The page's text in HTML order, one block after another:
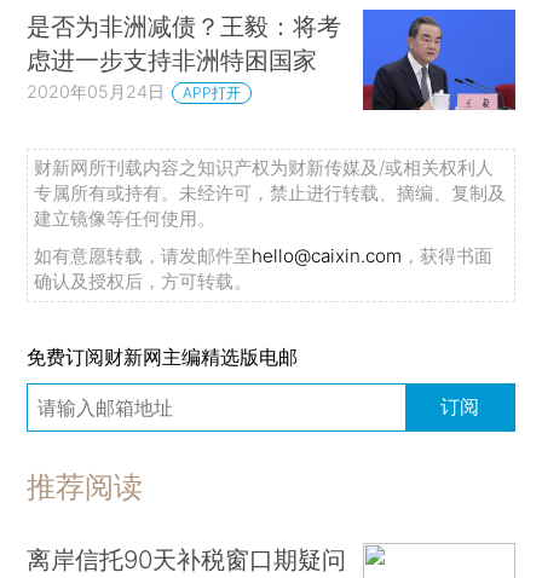
是否为非洲减债？王毅：将考
虑进一步支持非洲特困国家
2020年05月24日 APP打开
财新网所刊载内容之知识产权为财新传媒及/或相关权利人
专属所有或持有。未经许可，禁止进行转载、摘编、复制及
建立镜像等任何使用。
如有意愿转载，请发邮件至hello@caixin.com ，获得书面
确认及授权后，方可转载。
免费订阅财新网主编精选版电邮
订阅
推荐阅读
离岸信托90天补税窗口期疑问